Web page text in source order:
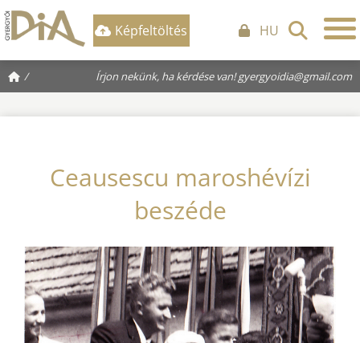
Képfeltöltés HU
/ Írjon nekünk, ha kérdése van!gyergyoidia@gmail.com
Ceausescu maroshévízi
beszéde